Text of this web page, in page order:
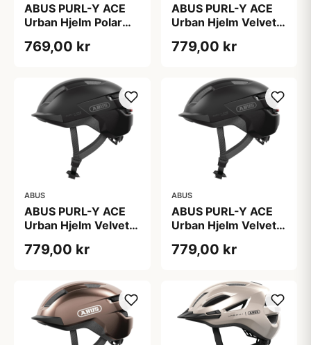
ABUS PURL-Y ACE
Urban Hjelm Polar
769,00 kr
ABUS PURL-Y ACE
Urban Hjelm Velvet
779,00 kr
ABUS
ABUS PURL-Y ACE
Urban Hjelm Velvet
779,00 kr
ABUS
ABUS PURL-Y ACE
Urban Hjelm Velvet
779,00 kr